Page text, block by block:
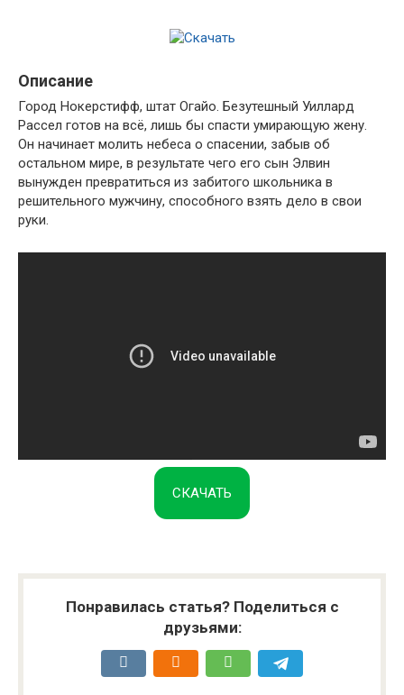
Описание
Город Нокерстифф, штат Огайо. Безутешный Уиллард
Рассел готов на всё, лишь бы спасти умирающую жену.
Он начинает молить небеса о спасении, забыв об
остальном мире, в результате чего его сын Элвин
вынужден превратиться из забитого школьника в
решительного мужчину, способного взять дело в свои
руки.
СКАЧАТЬ
Понравилась статья? Поделиться с
друзьями: